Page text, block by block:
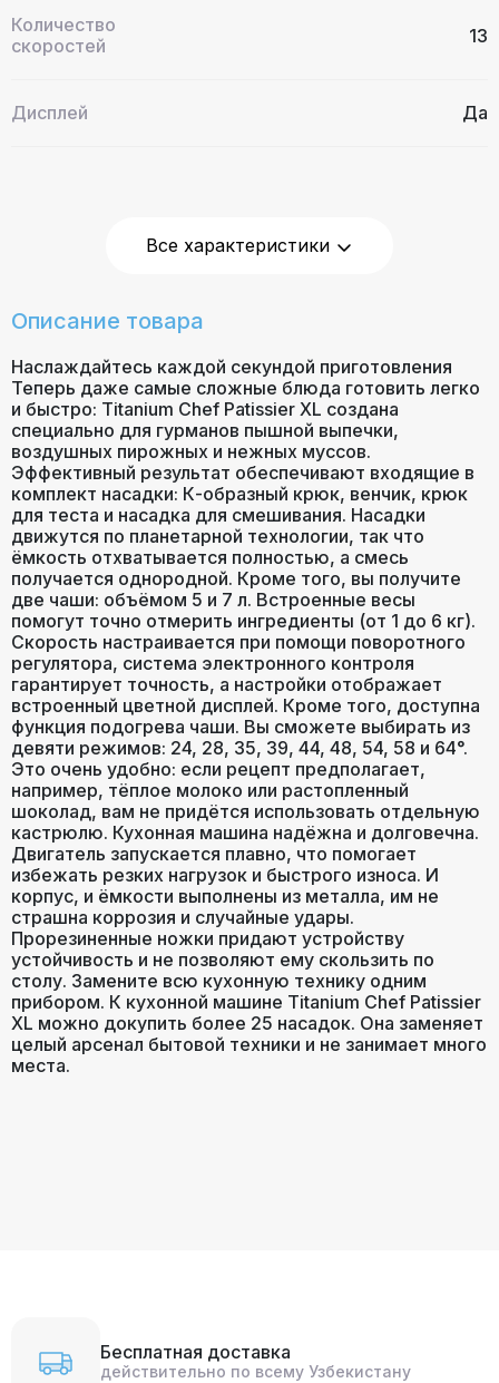
Количество
скоростей
13
Дисплей Да
Количество насадок
Мощность, Вт
Объем чаши, л
(нержавеющая
сталь)
5л и 7л
Встроенные весы Да
Дооснащение
индивидуальными
аксессуарами
Некоторые части
можно мыть в
посудомоечной
машине
Да
Нескользящая
подошва
Да
Крюк для теста
Насадка для мягких
смесей
Насадка для
смешивания K-beater
Да
Все характеристики
Описание товара
Наслаждайтесь каждой секундой приготовления
Теперь даже самые сложные блюда готовить легко
и быстро: Titanium Chef Patissier XL создана
специально для гурманов пышной выпечки,
воздушных пирожных и нежных муссов.
Эффективный результат обеспечивают входящие в
комплект насадки: К-образный крюк, венчик, крюк
для теста и насадка для смешивания. Насадки
движутся по планетарной технологии, так что
ёмкость отхватывается полностью, а смесь
получается однородной. Кроме того, вы получите
две чаши: объёмом 5 и 7 л. Встроенные весы
помогут точно отмерить ингредиенты (от 1 до 6 кг).
Скорость настраивается при помощи поворотного
регулятора, система электронного контроля
гарантирует точность, а настройки отображает
встроенный цветной дисплей. Кроме того, доступна
функция подогрева чаши. Вы сможете выбирать из
девяти режимов: 24, 28, 35, 39, 44, 48, 54, 58 и 64°.
Это очень удобно: если рецепт предполагает,
например, тёплое молоко или растопленный
шоколад, вам не придётся использовать отдельную
кастрюлю. Кухонная машина надёжна и долговечна.
Двигатель запускается плавно, что помогает
избежать резких нагрузок и быстрого износа. И
корпус, и ёмкости выполнены из металла, им не
страшна коррозия и случайные удары.
Прорезиненные ножки придают устройству
устойчивость и не позволяют ему скользить по
столу. Замените всю кухонную технику одним
прибором. К кухонной машине Titanium Chef Patissier
XL можно докупить более 25 насадок. Она заменяет
целый арсенал бытовой техники и не занимает много
места.
Бесплатная доставка
действительно по всему Узбекистану